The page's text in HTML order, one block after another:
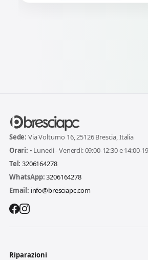
Sede: Via Volturno 16, 25126 Brescia, Italia
Orari: • Lunedì - Venerdì: 09:00-12:30 e 14:00-
Tel: 3206164278
WhatsApp:3206164278
Email: info@bresciapc.com
Riparazioni